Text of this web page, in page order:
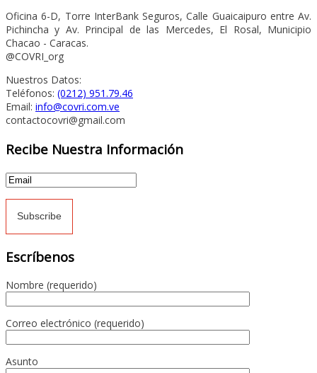
Oficina 6-D, Torre InterBank Seguros, Calle Guaicaipuro entre Av.
Pichincha y Av. Principal de las Mercedes, El Rosal, Municipio
Chacao - Caracas.
@COVRI_org
Nuestros Datos:
Teléfonos: (0212) 951.79.46
Email: info@covri.com.ve
contactocovri@gmail.com
Recibe Nuestra Información
Escríbenos
Nombre (requerido)
Correo electrónico (requerido)
Asunto